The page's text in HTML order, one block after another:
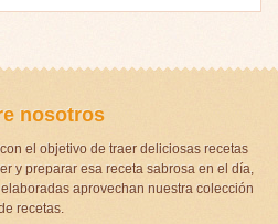
nosotros
el objetivo de traer deliciosas recetas
y preparar esa receta sabrosa en el día,
aprovechan nuestra colección
recetas.